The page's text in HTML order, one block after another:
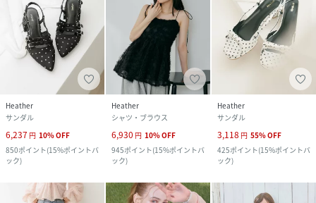
Heather
サンダル
6,237 円 10%OFF
850ポイント(15%ポイントバ
ック)
Heather
シャツ・ブラウス
6,930 円 10%OFF
945ポイント(15%ポイントバ
ック)
Heather
サンダル
3,118 円 55%OFF
425ポイント(15%ポイントバ
ック)